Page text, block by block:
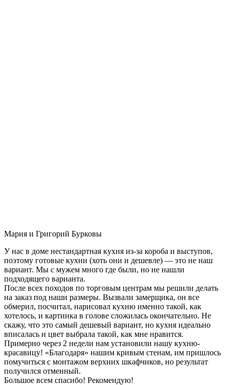
Мария и Григорий Бурковы
У нас в доме нестандартная кухня из-за короба и выступов,
поэтому готовые кухни (хоть они и дешевле) — это не наш
вариант. Мы с мужем много где были, но не нашли
подходящего варианта.
После всех походов по торговым центрам мы решили делать
на заказ под наши размеры. Вызвали замерщика, он все
обмерил, посчитал, нарисовал кухню именно такой, как
хотелось, и картинка в голове сложилась окончательно. Не
скажу, что это самый дешевый вариант, но кухня идеально
вписалась и цвет выбрала такой, как мне нравится.
Примерно через 2 недели нам установили нашу кухню-
красавицу! «Благодаря» нашим кривым стенам, им пришлось
помучиться с монтажом верхних шкафчиков, но результат
получился отменный.
Большое всем спасибо! Рекомендую!